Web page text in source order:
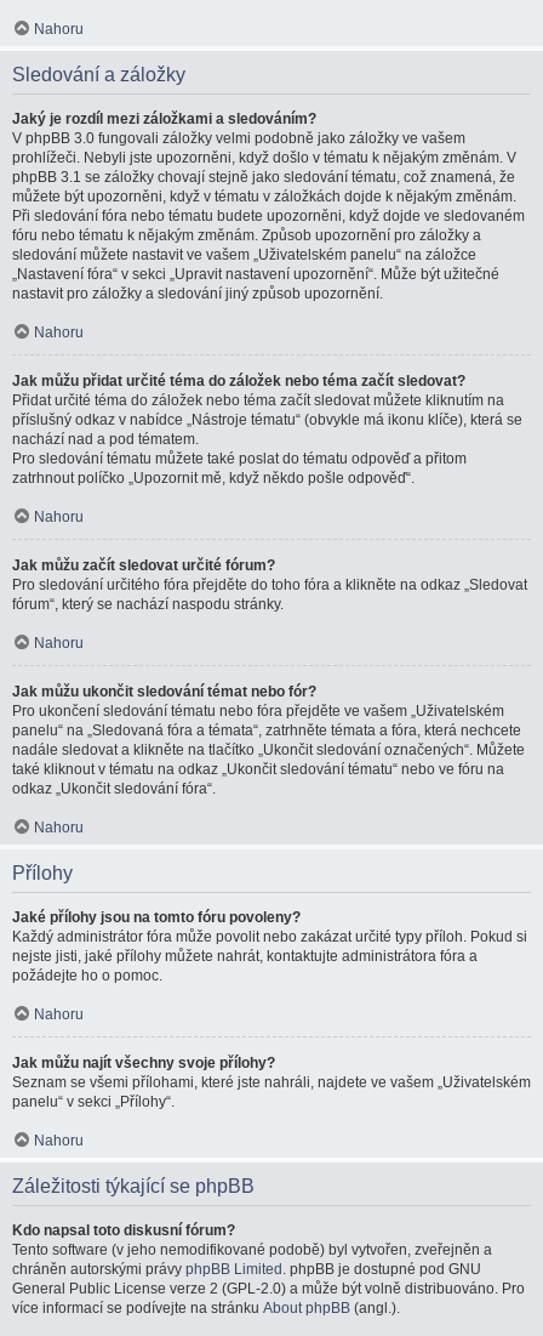
Nahoru
Sledování a záložky
Jaký je rozdíl mezi záložkami a sledováním?
V phpBB 3.0 fungovali záložky velmi podobně jako záložky ve vašem
prohlížeči. Nebyli jste upozorněni, když došlo v tématu k nějakým změnám. V
phpBB 3.1 se záložky chovají stejně jako sledování tématu, což znamená, že
můžete být upozorněni, když v tématu v záložkách dojde k nějakým změnám.
Při sledování fóra nebo tématu budete upozorněni, když dojde ve sledovaném
fóru nebo tématu k nějakým změnám. Způsob upozornění pro záložky a
sledování můžete nastavit ve vašem „Uživatelském panelu“ na záložce
„Nastavení fóra“ v sekci „Upravit nastavení upozornění“. Může být užitečné
nastavit pro záložky a sledování jiný způsob upozornění.
Nahoru
Jak můžu přidat určité téma do záložek nebo téma začít sledovat?
Přidat určité téma do záložek nebo téma začít sledovat můžete kliknutím na
příslušný odkaz v nabídce „Nástroje tématu“ (obvykle má ikonu klíče), která se
nachází nad a pod tématem.
Pro sledování tématu můžete také poslat do tématu odpověď a přitom
zatrhnout políčko „Upozornit mě, když někdo pošle odpověď“.
Nahoru
Jak můžu začít sledovat určité fórum?
Pro sledování určitého fóra přejděte do toho fóra a klikněte na odkaz „Sledovat
fórum“, který se nachází naspodu stránky.
Nahoru
Jak můžu ukončit sledování témat nebo fór?
Pro ukončení sledování tématu nebo fóra přejděte ve vašem „Uživatelském
panelu“ na „Sledovaná fóra a témata“, zatrhněte témata a fóra, která nechcete
nadále sledovat a klikněte na tlačítko „Ukončit sledování označených“. Můžete
také kliknout v tématu na odkaz „Ukončit sledování tématu“ nebo ve fóru na
odkaz „Ukončit sledování fóra“.
Nahoru
Přílohy
Jaké přílohy jsou na tomto fóru povoleny?
Každý administrátor fóra může povolit nebo zakázat určité typy příloh. Pokud si
nejste jisti, jaké přílohy můžete nahrát, kontaktujte administrátora fóra a
požádejte ho o pomoc.
Nahoru
Jak můžu najít všechny svoje přílohy?
Seznam se všemi přílohami, které jste nahráli, najdete ve vašem „Uživatelském
panelu“ v sekci „Přílohy“.
Nahoru
Záležitosti týkající se phpBB
Kdo napsal toto diskusní fórum?
Tento software (v jeho nemodifikované podobě) byl vytvořen, zveřejněn a
chráněn autorskými právy phpBB Limited . phpBB je dostupné pod GNU
General Public License verze 2 (GPL-2.0) a může být volně distribuováno. Pro
více informací se podívejte na stránku About phpBB (angl.).